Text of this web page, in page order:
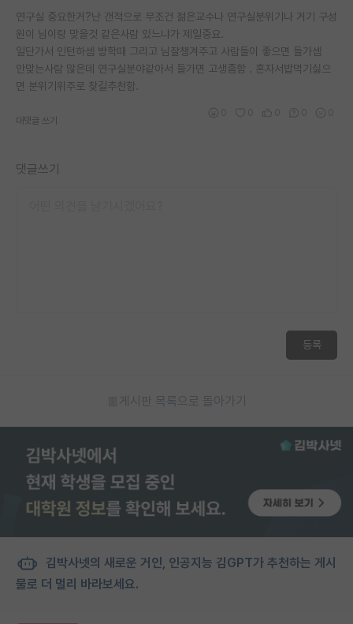
연구실 중요한거?난 갠적으로 무조건 젊은교수나 연구실분위기나 거기 구성
원이 님이랑 맞을것 같은사람 있느냐가 제일중요.
일단가서 인턴하셈 방학때 그리고 님잘챙겨주고 사람들이 좋으면 들가셈
안맞는사람 많은데 연구실분야같아서 들가면 고생좀함 . 혼자서밥먹기싫으
면 분위기위주로 찾길추천함.
대댓글 쓰기
댓글쓰기
등록
게시판 목록으로 돌아가기
김박사넷의 새로운 거인, 인공지능 김GPT가 추천하는 게시
물로 더 멀리 바라보세요.